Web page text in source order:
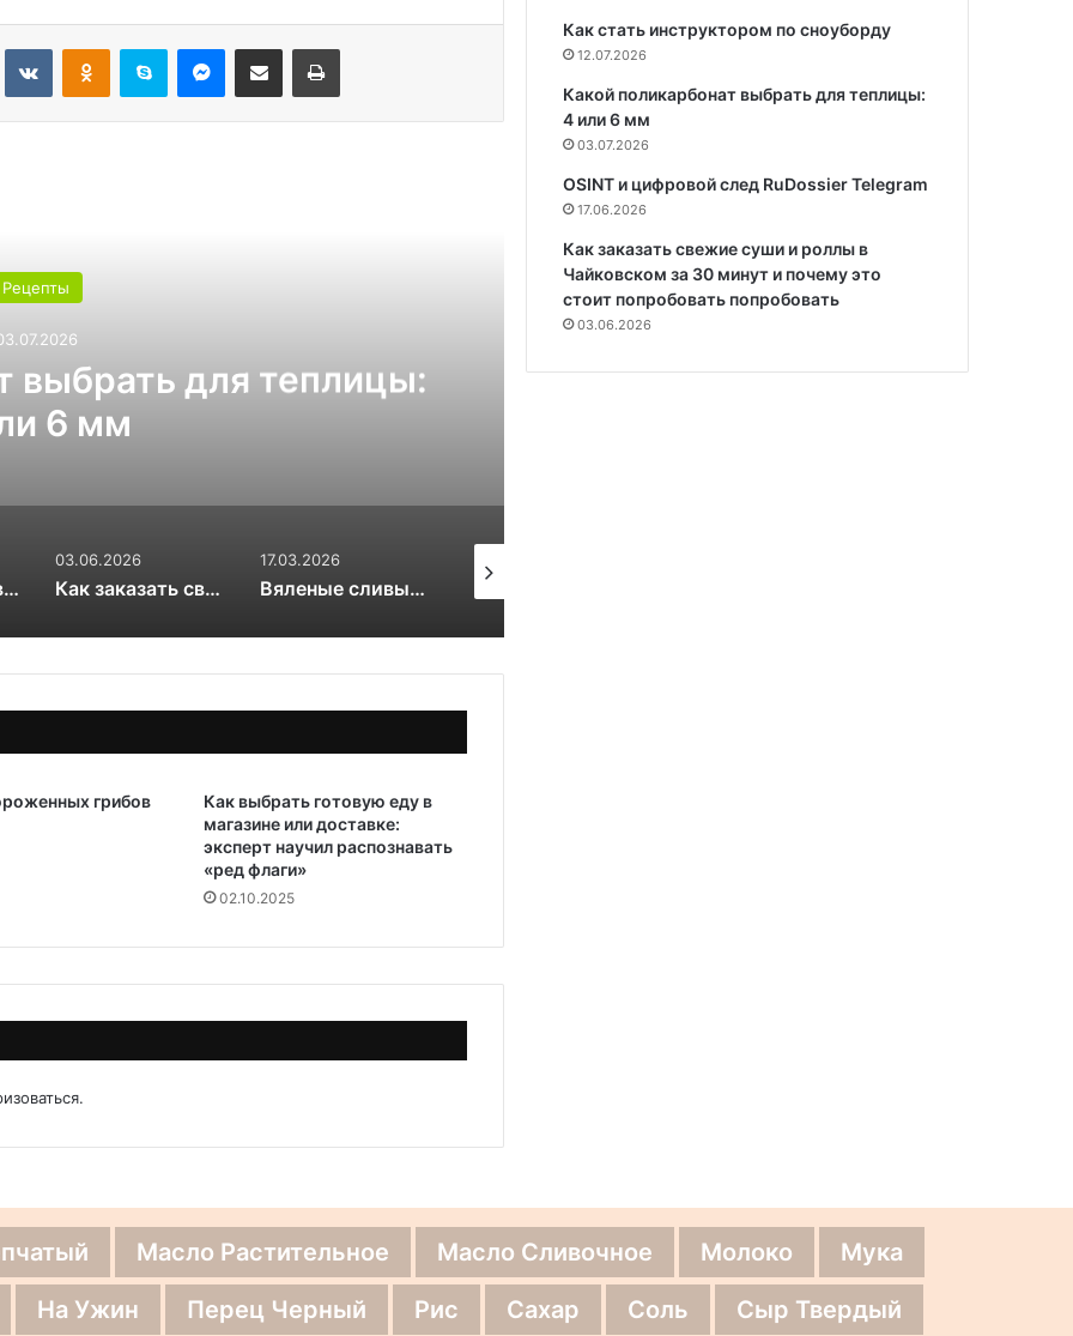
ВконтактеОдноклассники
Skype Messenger
Поделиться через электронную почту Печатать
Рецепты
выбрать для теплицы:
6 мм
OSINT и цифровой след RuDossier Telegram
03.06.2026
Как заказать свежие суши и роллы в Чайковском за 30 минут и почему это стоит попробовать попробовать
17.03.2026
Вяленые сливы — солнечная алхимия вкуса
грибов
Как выбрать готовую еду в
магазине или доставке:
эксперт научил распознавать
«ред флаги»
02.10.2025
.
Как стать инструктором по сноуборду
12.07.2026
Какой поликарбонат выбрать для теплицы:
4 или 6 мм
03.07.2026
OSINT и цифровой след RuDossier Telegram
17.06.2026
Как заказать свежие суши и роллы в
Чайковском за 30 минут и почему это
стоит попробовать попробовать
03.06.2026
Масло Растительное Масло Сливочное Молоко
Мука
На Ужин Перец Черный Рис Сахар Соль Сыр Твердый